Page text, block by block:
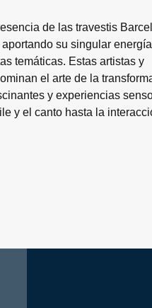
de las travestis
su singular
temáticas. Estas artistas y
el arte de la
y experiencias
y el canto hasta la